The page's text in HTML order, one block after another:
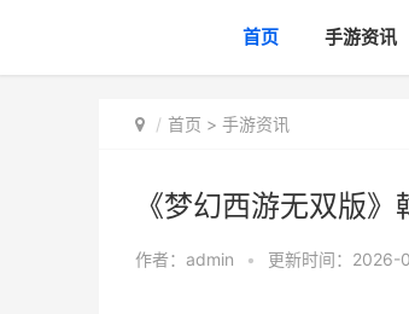
首页 手游资讯
首页 > 手游资讯
《梦幻西游无双版
作者： admin • 更新时间：2026-